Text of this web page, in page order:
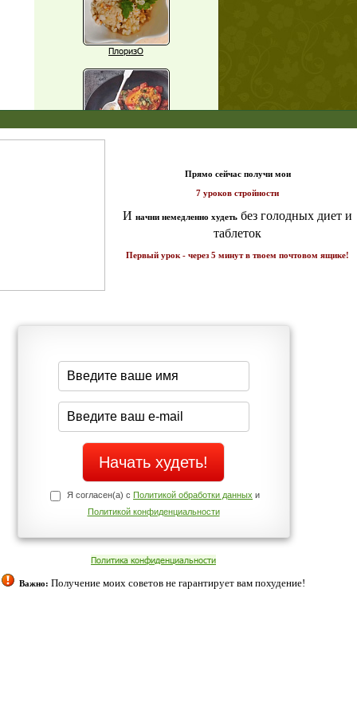
ПлоризО
Еще рецепты
середине дня?
Нет
Телефоны службы поддержки
+7 (909) 421-77-27
cookies. Оставаясь с нами, вы соглашаетесь с нашей
Согласен